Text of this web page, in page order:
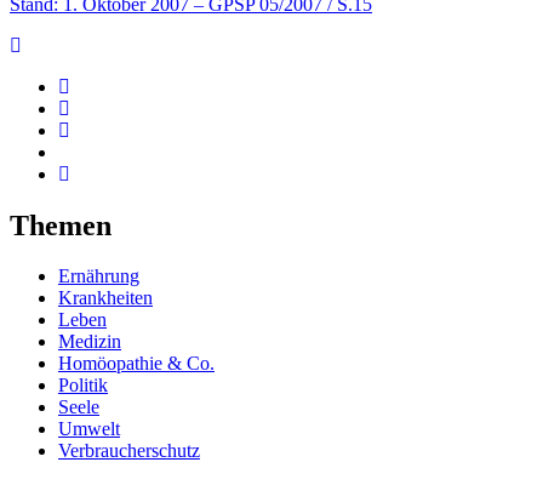
Themen
Ernährung
Krankheiten
Leben
Medizin
Homöopathie & Co.
Politik
Seele
Umwelt
Verbraucherschutz